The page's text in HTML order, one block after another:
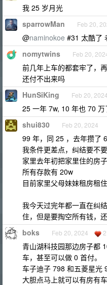
我 25 岁月光
sparrowMan Feb 20,
@naminokoe #31 太酷了
nomytwins Feb 20,
前几年上车的都套牢了，
还付不出来吗
HunSiKing Feb 20, 2024
25 一年 7w, 10 年也 70
shui830 Feb 20, 2024
99 年，同 25 ，去年攒了
我条件更差点，纠结要不
家里去年初把家里住的房
所有存款有 20w
目前家里父母妹妹租房租
我今天过完年都一直在纠
住，但是要掏空所有钱，
boks Feb 20, 2024 2
青山湖科技园那边房子都
车，甚至可以做 0 首付。
车子迪子 798 和五菱星光
大胆点马上就可以有房有